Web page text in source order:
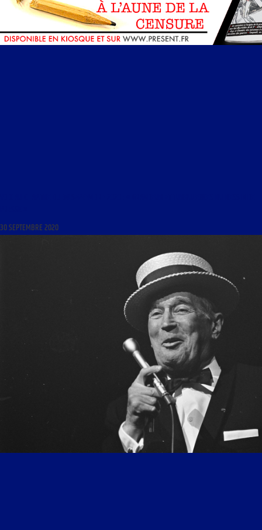
30 SEPTEMBRE 2020